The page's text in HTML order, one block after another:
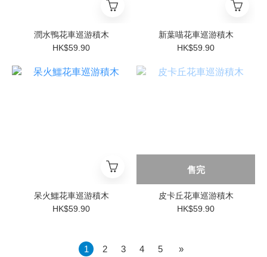
潤水鴨花車巡游積木
HK$59.90
新葉喵花車巡游積木
HK$59.90
呆火鱷花車巡游積木
HK$59.90
售完
皮卡丘花車巡游積木
HK$59.90
1 2 3 4 5 »